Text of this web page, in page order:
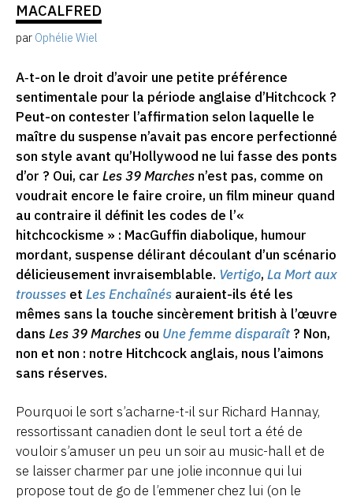
MACALFRED
par Ophélie Wiel
A‑t-on le droit d’avoir une petite préférence
sentimentale pour la période anglaise d’Hitchcock ?
Peut-on contester l’affirmation selon laquelle le
maître du suspense n’avait pas encore perfectionné
son style avant qu’Hollywood ne lui fasse des ponts
d’or ? Oui, car Les 39 Marches n’est pas, comme on
voudrait encore le faire croire, un film mineur quand
au contraire il définit les codes de l’«
hitchcockisme » : MacGuffin diabolique, humour
mordant, suspense délirant découlant d’un scénario
délicieusement invraisemblable. Vertigo, La Mort aux
trousses et Les Enchaînés auraient-ils été les
mêmes sans la touche sincèrement british à l’œuvre
dans Les 39 Marches ou Une femme disparaît ? Non,
non et non : notre Hitchcock anglais, nous l’aimons
sans réserves.
Pourquoi le sort s’acharne-t-il sur Richard Hannay,
ressortissant canadien dont le seul tort a été de
vouloir s’amuser un peu un soir au music-hall et de
se laisser charmer par une jolie inconnue qui lui
propose tout de go de l’emmener chez lui (on le